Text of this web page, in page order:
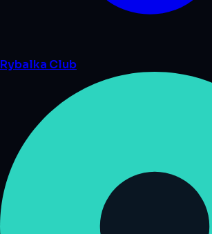
Rybalka Club